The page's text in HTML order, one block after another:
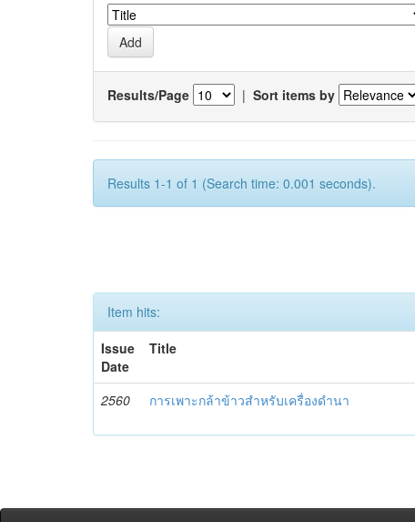
Results/Page | Sort items by
Results 1-1 of 1 (Search time: 0.001 seconds).
Item hits:
Issue
Date
Title
2560 การเพาะกล้าข้าวสำหรับเครื่องดำนา